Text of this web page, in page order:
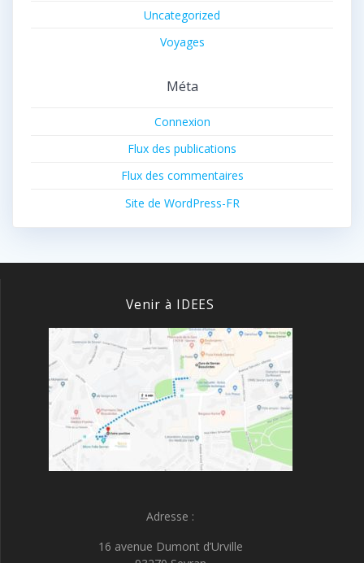
Uncategorized
Voyages
Méta
Connexion
Flux des publications
Flux des commentaires
Site de WordPress-FR
Venir à IDEES
Adresse :
16 avenue Dumont d’Urville